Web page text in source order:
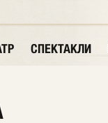
СПЕКТАКЛИ